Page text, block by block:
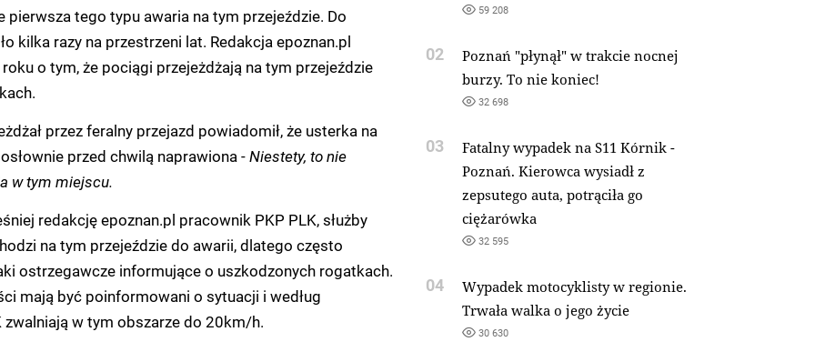
pierwsza tego typu awaria na tym przejeździe. Do
kilka razy na przestrzeni lat. Redakcja epoznan.pl
o tym, że pociągi przejeżdżają na tym przejeździe
przez feralny przejazd powiadomił, że usterka na
przed chwilą naprawiona -Niestety, to nie
w tym miejscu.
redakcję epoznan.pl pracownik PKP PLK, służby
na tym przejeździe do awarii, dlatego często
ostrzegawcze informujące o uszkodzonych rogatkach.
mają być poinformowani o sytuacji i według
zwalniają w tym obszarze do 20km/h.
59 208
02
Poznań "płynął" w trakcie nocnej
burzy. To nie koniec!
32 698
03
Fatalny wypadek na S11 Kórnik -
Poznań. Kierowca wysiadł z
zepsutego auta, potrąciła go
ciężarówka
32 595
04
Wypadek motocyklisty w regionie.
Trwała walka o jego życie
30 630